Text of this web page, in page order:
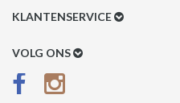
KLANTENSERVICE
Klantenservice
Betaalmethoden
VOLG ONS